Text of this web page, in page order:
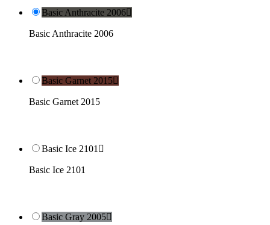
Basic Anthracite 2006
Basic Anthracite 2006
Basic Garnet 2015
Basic Garnet 2015
Basic Ice 2101 
Basic Ice 2101
Basic Gray 2005